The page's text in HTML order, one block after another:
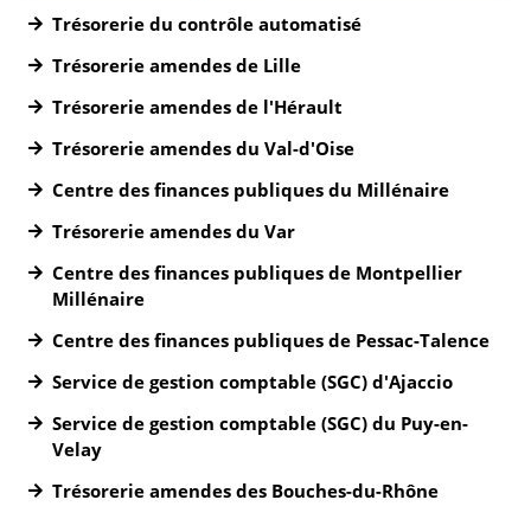
Trésorerie du contrôle automatisé
Trésorerie amendes de Lille
Trésorerie amendes de l'Hérault
Trésorerie amendes du Val-d'Oise
Centre des finances publiques du Millénaire
Trésorerie amendes du Var
Centre des finances publiques de Montpellier
Millénaire
Centre des finances publiques de Pessac-Talence
Service de gestion comptable (SGC) d'Ajaccio
Service de gestion comptable (SGC) du Puy-en-
Velay
Trésorerie amendes des Bouches-du-Rhône